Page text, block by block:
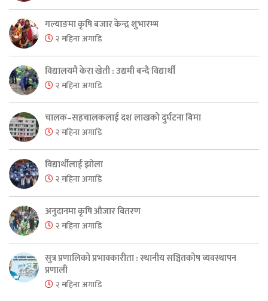
गल्याङमा कृषि बजार केन्द्र शुभारम्भ
२ महिना अगाडि
विद्यालयमै केरा खेती : उद्यमी बन्दै विद्यार्थी
२ महिना अगाडि
चालक–सहचालकलाई दश लाखको दुर्घटना बिमा
२ महिना अगाडि
विद्यार्थीलाई झोला
२ महिना अगाडि
अनुदानमा कृषि औजार वितरण
२ महिना अगाडि
सुत्र प्रणालिको प्रभावकारीता : स्थानीय सञ्चितकोष व्यवस्थापन
प्रणाली
२ महिना अगाडि